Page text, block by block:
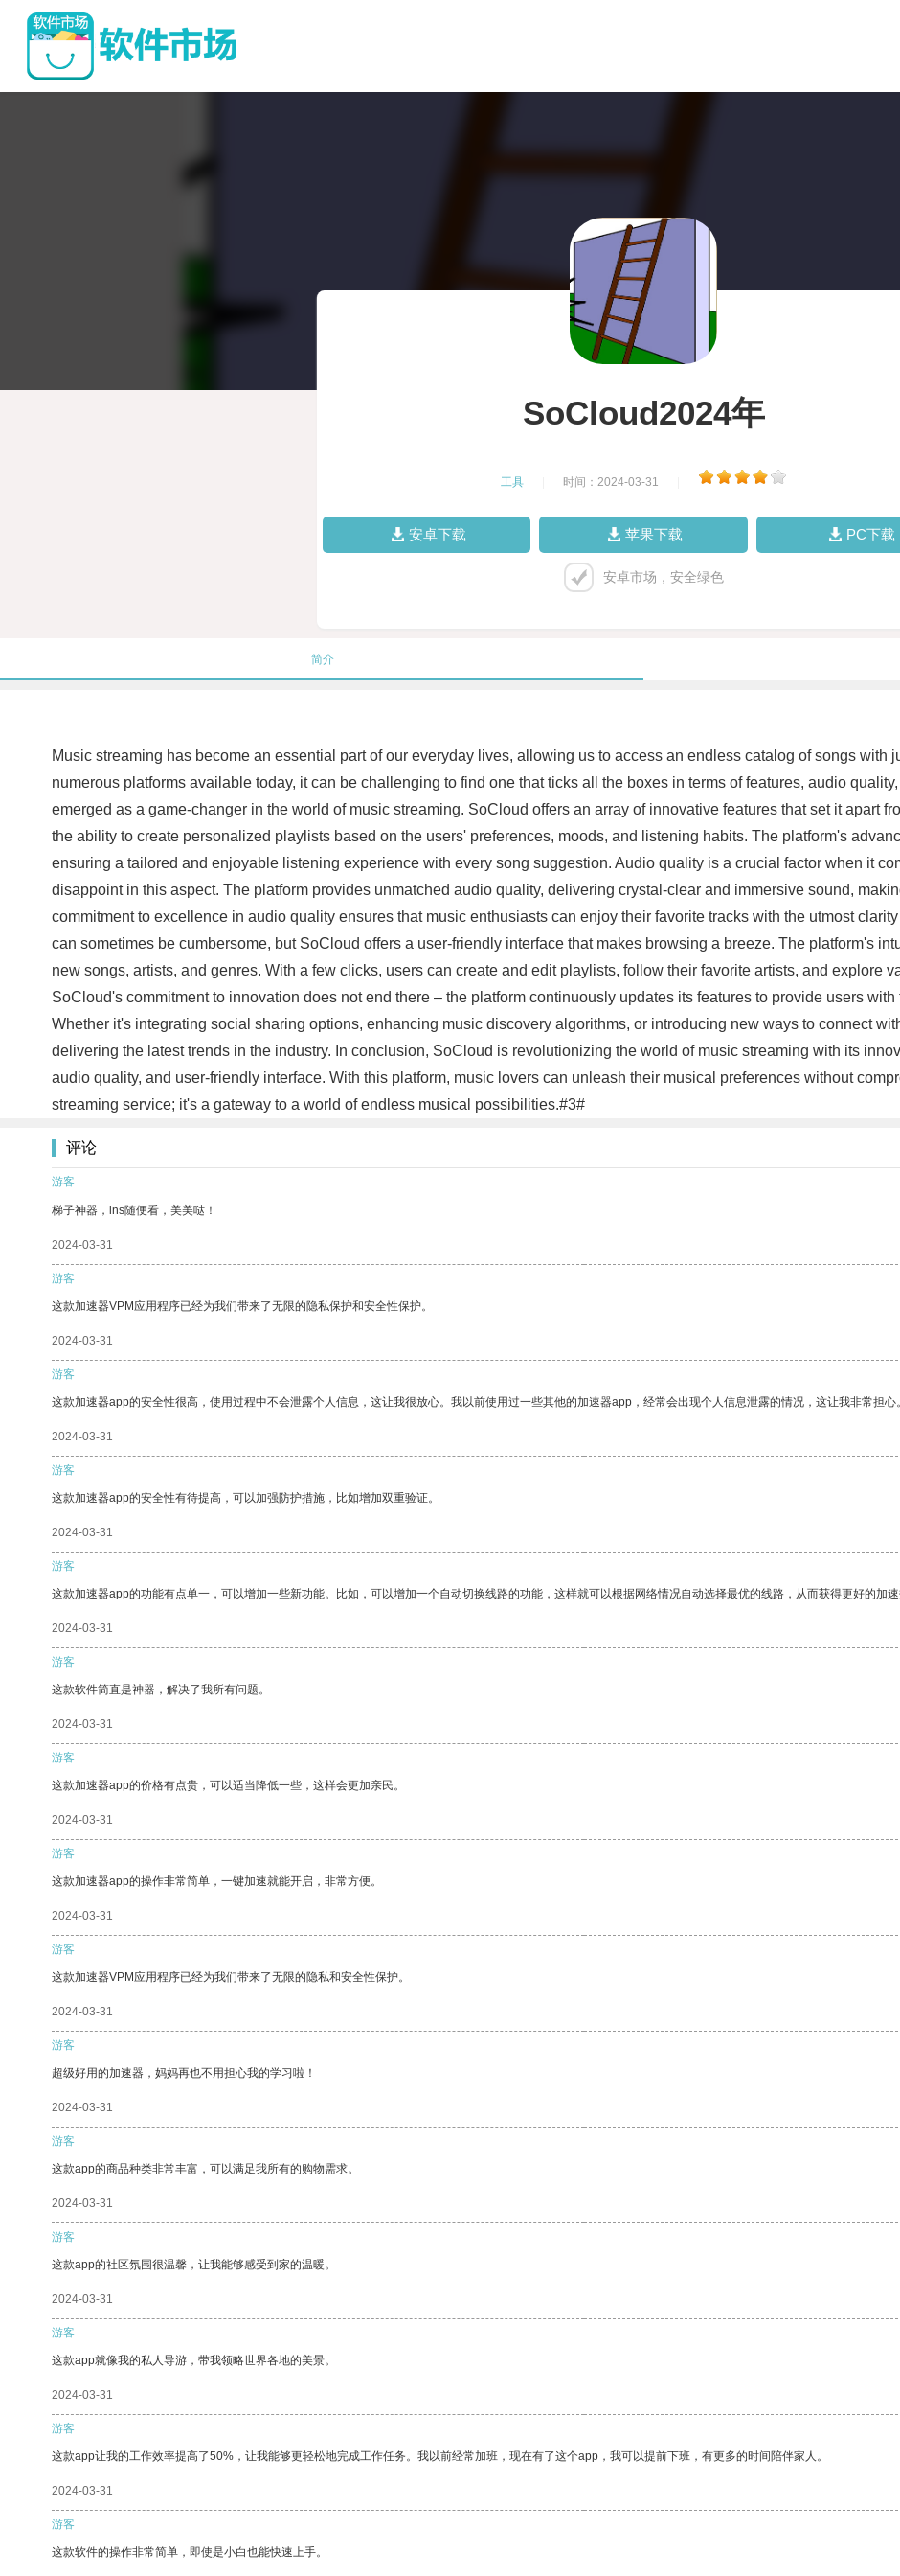
SoCloud2024年
工具 时间：2024-03-31
安卓下载 苹果下载 PC下载
安卓市场，安全绿色
简介
Music streaming has become an essential part of our everyday lives, allowing us to access an endless catalog of songs with
numerous platforms available today, it can be challenging to find one that ticks all the boxes in terms of features, audio
emerged as a game-changer in the world of music streaming. SoCloud offers an array of innovative features that set it apart
the ability to create personalized playlists based on the users' preferences, moods, and listening habits. The platform's
ensuring a tailored and enjoyable listening experience with every song suggestion. Audio quality is a crucial factor when it
disappoint in this aspect. The platform provides unmatched audio quality, delivering crystal-clear and immersive sound,
commitment to excellence in audio quality ensures that music enthusiasts can enjoy their favorite tracks with the utmost
can sometimes be cumbersome, but SoCloud offers a user-friendly interface that makes browsing a breeze. The platform's
new songs, artists, and genres. With a few clicks, users can create and edit playlists, follow their favorite artists, and explore
SoCloud's commitment to innovation does not end there – the platform continuously updates its features to provide users
Whether it's integrating social sharing options, enhancing music discovery algorithms, or introducing new ways to connect
delivering the latest trends in the industry. In conclusion, SoCloud is revolutionizing the world of music streaming with its
audio quality, and user-friendly interface. With this platform, music lovers can unleash their musical preferences without
streaming service; it's a gateway to a world of endless musical possibilities.#3#
评论
游客
梯子神器，ins随便看，美美哒！
2024-03-31
游客
这款加速器VPM应用程序已经为我们带来了无限的隐私保护和安全性保护。
2024-03-31
游客
这款加速器app的安全性很高，使用过程中不会泄露个人信息，这让我很放心。我以前使用过一些其他的加速器app，经常会出现个人信息泄露的情况，这让我非常担心。
2024-03-31
游客
这款加速器app的安全性有待提高，可以加强防护措施，比如增加双重验证。
2024-03-31
游客
这款加速器app的功能有点单一，可以增加一些新功能。比如，可以增加一个自动切换线路的功能，这样就可以根据网络情况自动选择最优的线路，从而获得更好的加速
2024-03-31
游客
这款软件简直是神器，解决了我所有问题。
2024-03-31
游客
这款加速器app的价格有点贵，可以适当降低一些，这样会更加亲民。
2024-03-31
游客
这款加速器app的操作非常简单，一键加速就能开启，非常方便。
2024-03-31
游客
这款加速器VPM应用程序已经为我们带来了无限的隐私和安全性保护。
2024-03-31
游客
超级好用的加速器，妈妈再也不用担心我的学习啦！
2024-03-31
游客
这款app的商品种类非常丰富，可以满足我所有的购物需求。
2024-03-31
游客
这款app的社区氛围很温馨，让我能够感受到家的温暖。
2024-03-31
游客
这款app就像我的私人导游，带我领略世界各地的美景。
2024-03-31
游客
这款app让我的工作效率提高了50%，让我能够更轻松地完成工作任务。我以前经常加班，现在有了这个app，我可以提前下班，有更多的时间陪伴家人。
2024-03-31
游客
这款软件的操作非常简单，即使是小白也能快速上手。